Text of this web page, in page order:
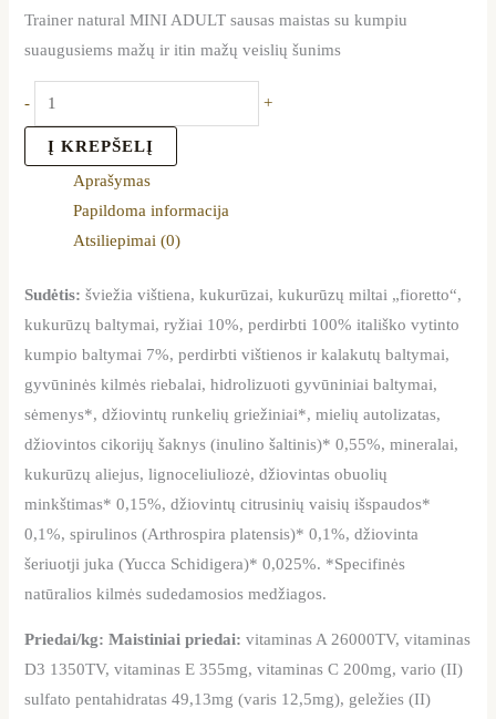
Trainer natural MINI ADULT sausas maistas su kumpiu
suaugusiems mažų ir itin mažų veislių šunims
- +
Į KREPŠELĮ
Aprašymas
Papildoma informacija
Atsiliepimai (0)
Sudėtis: šviežia vištiena, kukurūzai, kukurūzų miltai „fioretto“,
kukurūzų baltymai, ryžiai 10%, perdirbti 100% itališko vytinto
kumpio baltymai 7%, perdirbti vištienos ir kalakutų baltymai,
gyvūninės kilmės riebalai, hidrolizuoti gyvūniniai baltymai,
sėmenys*, džiovintų runkelių griežiniai*, mielių autolizatas,
džiovintos cikorijų šaknys (inulino šaltinis)* 0,55%, mineralai,
kukurūzų aliejus, lignoceliuliozė, džiovintas obuolių
minkštimas* 0,15%, džiovintų citrusinių vaisių išspaudos*
0,1%, spirulinos (Arthrospira platensis)* 0,1%, džiovinta
šeriuotji juka (Yucca Schidigera)* 0,025%. *Specifinės
natūralios kilmės sudedamosios medžiagos.
Priedai/kg: Maistiniai priedai:vitaminas A 26000TV, vitaminas
D3 1350TV, vitaminas E 355mg, vitaminas C 200mg, vario (II)
sulfato pentahidratas 49,13mg (varis 12,5mg), geležies (II)